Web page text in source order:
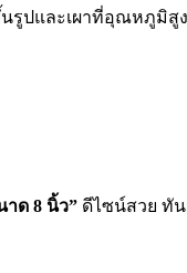
ปและเผาที่อุณหภูมิ
ด 8 นิ้ว” ดีไซน์สวย ทั